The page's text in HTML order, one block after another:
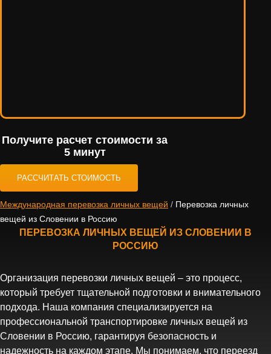
Получите расчет стоимости за
5 минут
РАССЧИТАТЬ СТОИМОСТЬ
Международная перевозка личных вещей / Перевозка личных
вещей из Словении в Россию
ПЕРЕВОЗКА ЛИЧНЫХ ВЕЩЕЙ ИЗ СЛОВЕНИИ В
РОССИЮ
Организация перевозки личных вещей – это процесс,
который требует тщательной подготовки и внимательного
подхода. Наша компания специализируется на
профессиональной транспортировке личных вещей из
Словении в Россию, гарантируя безопасность и
надежность на каждом этапе. Мы понимаем, что переезд